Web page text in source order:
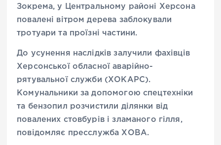
Зокрема, у Центральному районі Херсона
повалені вітром дерева заблокували
тротуари та проїзні частини.
До усунення наслідків залучили фахівців
Херсонської обласної аварійно-
рятувальної служби (ХОКАРС).
Комунальники за допомогою спецтехніки
та бензопил розчистили ділянки від
повалених стовбурів і зламаного гілля,
повідомляє пресслужба ХОВА.